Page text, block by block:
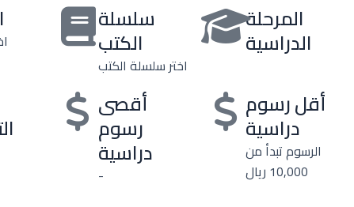
المرحلة
الدراسية
سلسلة
الكتب
اختر سلسلة الكتب
أقل رسوم
دراسية
الرسوم تبدأ من
10,000 ريال
أقصى
رسوم
دراسية
-